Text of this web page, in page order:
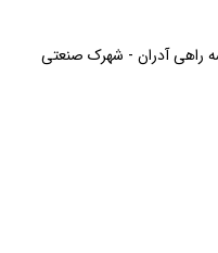
راهی آدران - شهرک صنعتی